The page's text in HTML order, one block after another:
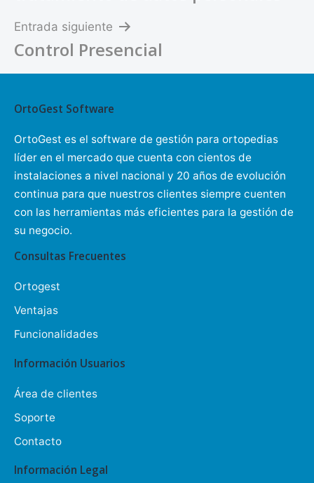
entradas
Entrada siguiente
Control Presencial
OrtoGest Software
OrtoGest es el software de gestión para ortopedias
líder en el mercado que cuenta con cientos de
instalaciones a nivel nacional y 20 años de evolución
continua para que nuestros clientes siempre cuenten
con las herramientas más eficientes para la gestión de
su negocio.
Consultas Frecuentes
Ortogest
Ventajas
Funcionalidades
Información Usuarios
Área de clientes
Soporte
Contacto
Información Legal